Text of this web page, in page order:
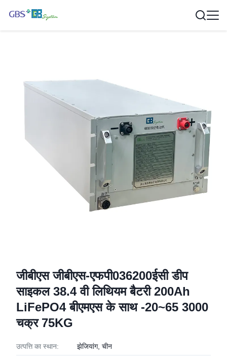
जीबीएस जीबीएस-एफपी036200ईसी डीप
साइकल 38.4 वी लिथियम बैटरी 200Ah
LiFePO4 बीएमएस के साथ -20~65 3000
चक्र 75KG
उत्पत्ति का स्थान: झेजियांग, चीन